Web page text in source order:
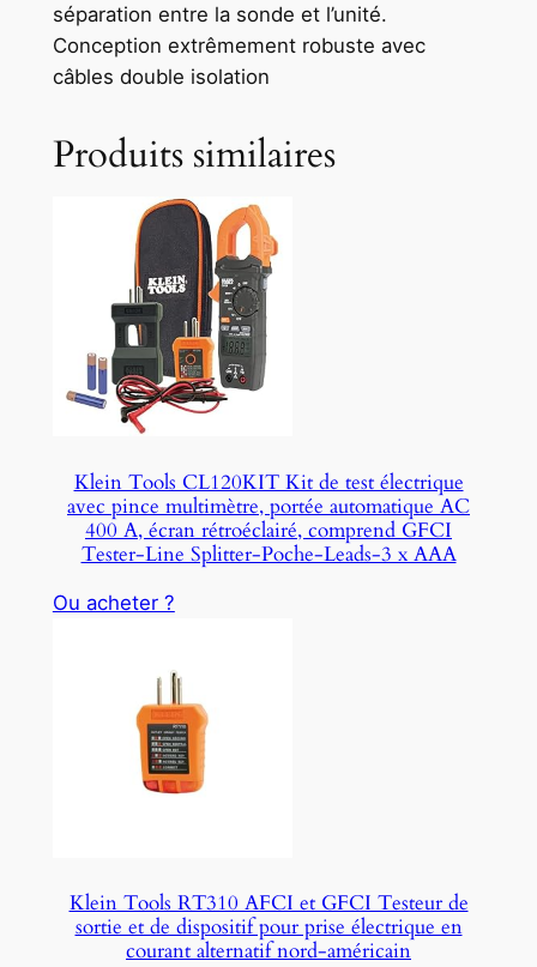
séparation entre la sonde et l’unité.
Conception extrêmement robuste avec
câbles double isolation
Produits similaires
Klein Tools CL120KIT Kit de test électrique
avec pince multimètre, portée automatique AC
400 A, écran rétroéclairé, comprend GFCI
Tester-Line Splitter-Poche-Leads-3 x AAA
Ou acheter ?
Klein Tools RT310 AFCI et GFCI Testeur de
sortie et de dispositif pour prise électrique en
courant alternatif nord-américain